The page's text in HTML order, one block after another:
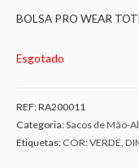
BOLSA PRO WEAR
Esgotado
REF:RA200011
Categoria:Sacos de Mão-
Etiquetas: COR: VERDE,